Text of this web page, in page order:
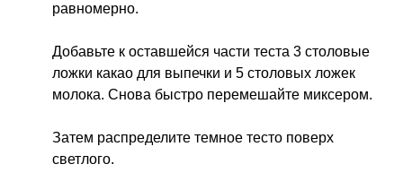
равномерно.
Добавьте к оставшейся части теста 3 столовые
ложки какао для выпечки и 5 столовых ложек
молока. Снова быстро перемешайте миксером.
Затем распределите темное тесто поверх
светлого.